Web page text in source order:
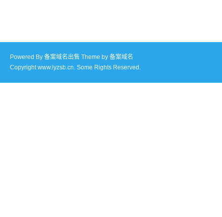
Powered By 备案域名出售 Theme by 备案域名
Copyright www.lyzsb.cn. Some Rights Reserved.